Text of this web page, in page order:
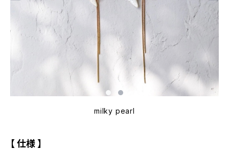
milky pearl
【 仕様 】